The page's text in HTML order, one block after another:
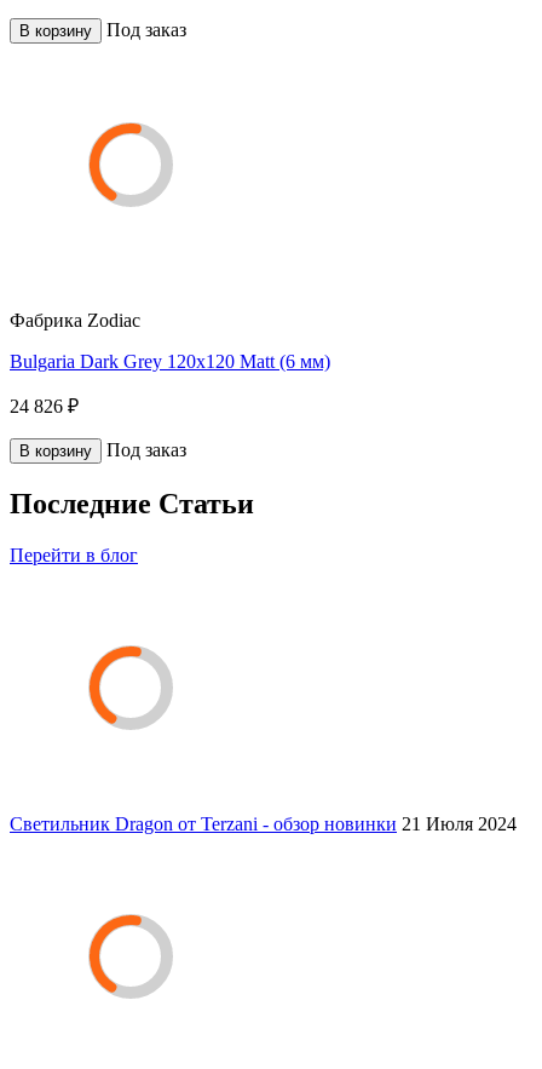
В корзину Под заказ
Фабрика Zodiac
Bulgaria Dark Grey 120x120 Matt (6 мм)
24 826 ₽
В корзину Под заказ
Последние Статьи
Перейти в блог
Светильник Dragon от Terzani - обзор новинки 21 Июля 2024